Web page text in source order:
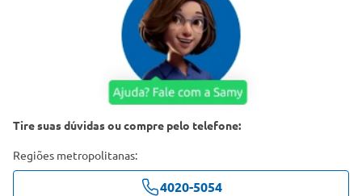
Tire suas dúvidas ou compre pelo telefone:
Regiões metropolitanas:
4020-5054